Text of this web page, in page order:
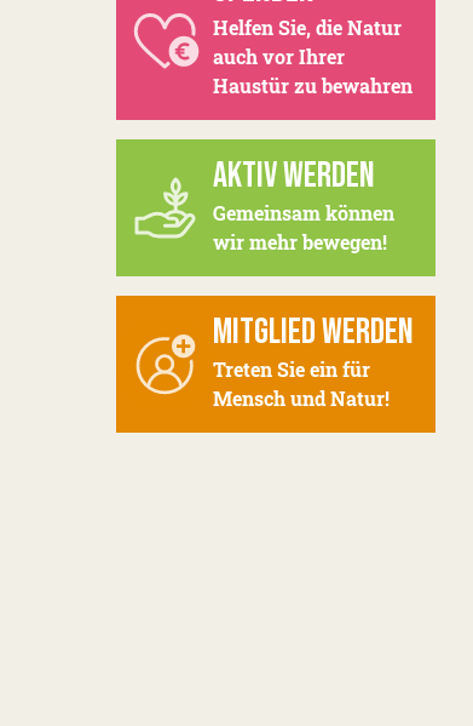
Helfen Sie, die Natur
auch vor Ihrer
Haustür zu bewahren
AKTIV WERDEN
Gemeinsam können
wir mehr bewegen!
MITGLIED WERDEN
Treten Sie ein für
Mensch und Natur!